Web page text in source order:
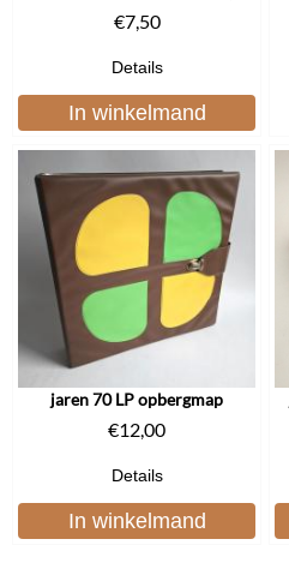
€7,50
Details
In winkelmand
jaren 70 LP opbergmap
€12,00
Details
In winkelmand